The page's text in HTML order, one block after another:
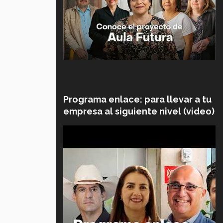
Programa enlace: para llevar a tu
empresa al siguiente nivel (video)